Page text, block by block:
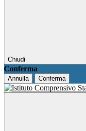
Chiudi
Conferma
Annulla Conferma